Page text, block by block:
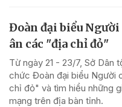
Đoàn đại biểu
ân các "địa chỉ đỏ"
Từ ngày 21 - 23/7, Sở Dân
chức Đoàn đại biểu Người
chỉ đỏ" và tìm hiểu những
mạng trên địa bàn tỉnh.